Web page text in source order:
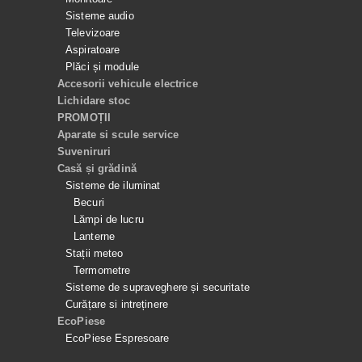
Sisteme audio
Televizoare
Aspiratoare
Plăci și module
Accesorii vehicule electrice
Lichidare stoc
PROMOȚII
Aparate si scule service
Suveniruri
Casă și grădină
Sisteme de iluminat
Becuri
Lămpi de lucru
Lanterne
Stații meteo
Termometre
Sisteme de supraveghere și securitate
Curățare si intreținere
EcoPiese
EcoPiese Espresoare